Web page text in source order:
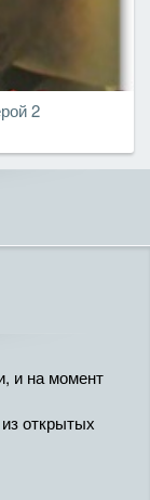
2
и на момент
открытых